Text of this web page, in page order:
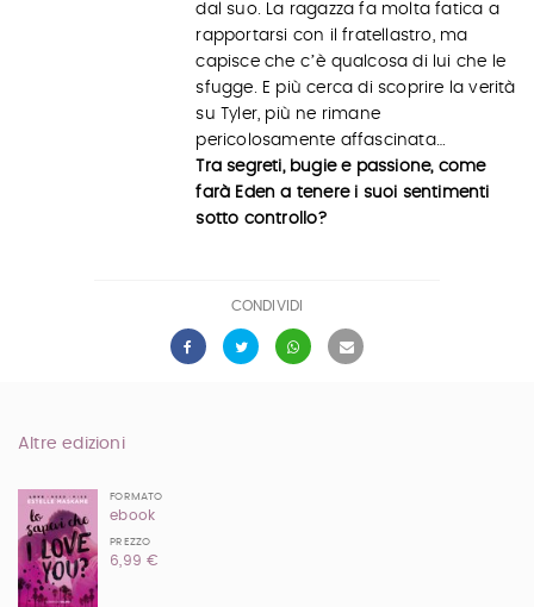
dal suo. La ragazza fa molta fatica a
rapportarsi con il fratellastro, ma
capisce che cʼè qualcosa di lui che le
sfugge. E più cerca di scoprire la verità
su Tyler, più ne rimane
pericolosamente affascinata…
Tra segreti, bugie e passione, come
farà Eden a tenere i suoi sentimenti
sotto controllo?
CONDIVIDI
Altre edizioni
FORMATO
ebook
PREZZO
6,99 €